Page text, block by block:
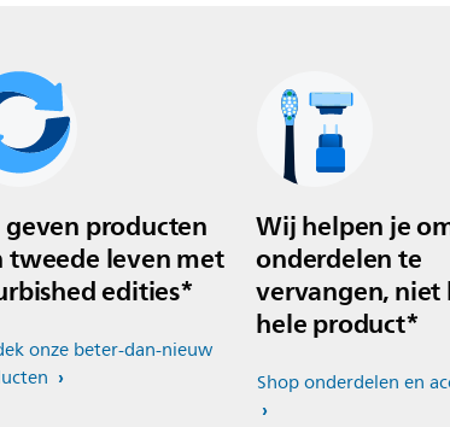
producten
tweede leven met
edities*
onze beter-dan-nieuw
Wij helpen je
onderdelen te
vervangen, niet
hele product*
Shop onderdelen en